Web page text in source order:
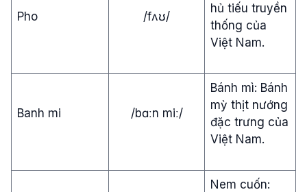
Pho /fʌʊ/
hủ tiếu truyền
thống của
Việt Nam.
Banh mi /bɑːn miː/
Bánh mì: Bánh
mỳ thịt nướng
đặc trưng của
Việt Nam.
Nem cuốn: